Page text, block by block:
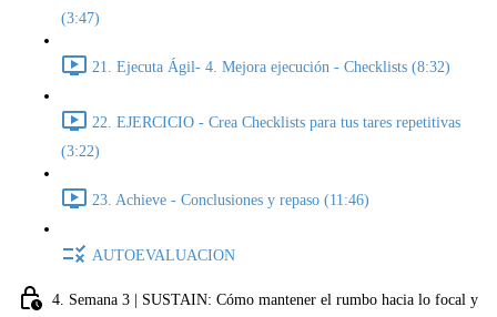
(3:47)
21. Ejecuta Ágil- 4. Mejora ejecución - Checklists (8:32)
22. EJERCICIO - Crea Checklists para tus tares repetitivas
(3:22)
23. Achieve - Conclusiones y repaso (11:46)
AUTOEVALUACION
4. Semana 3 | SUSTAIN: Cómo mantener el rumbo hacia lo focal y